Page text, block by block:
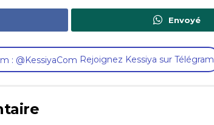
Envoyé
Rejoignez Kessiya sur Télégram